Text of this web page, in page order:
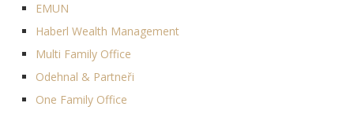
EMUN
Haberl Wealth Management
Multi Family Office
Odehnal & Partneři
One Family Office